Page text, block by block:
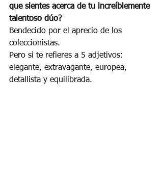
que sientes acerca de tu increíblemente
talentoso dúo?
Bendecido por el aprecio de los
coleccionistas.
Pero si te refieres a 5 adjetivos:
elegante, extravagante, europea,
detallista y equilibrada.